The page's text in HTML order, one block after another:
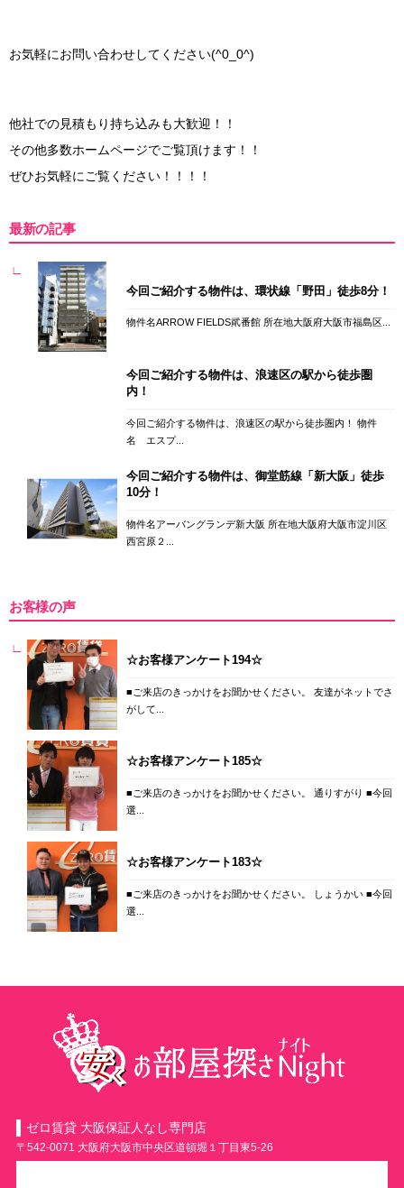
お気軽にお問い合わせしてください(^0_0^)
他社での見積もり持ち込みも大歓迎！！
その他多数ホームページでご覧頂けます！！
ぜひお気軽にご覧ください！！！！
最新の記事
今回ご紹介する物件は、環状線「野田」徒歩8分！
物件名ARROW FIELDS貮番館 所在地大阪府大阪市福島区...
今回ご紹介する物件は、浪速区の駅から徒歩圏
内！
今回ご紹介する物件は、浪速区の駅から徒歩圏内！ 物件
名 エスプ...
今回ご紹介する物件は、御堂筋線「新大阪」徒歩
10分！
物件名アーバングランデ新大阪 所在地大阪府大阪市淀川区
西宮原２...
お客様の声
☆お客様アンケート194☆
■ご来店のきっかけをお聞かせください。 友達がネットでさ
がして...
☆お客様アンケート185☆
■ご来店のきっかけをお聞かせください。 通りすがり ■今回
選...
☆お客様アンケート183☆
■ご来店のきっかけをお聞かせください。 しょうかい ■今回
選...
ゼロ賃貸 大阪保証人なし専門店
〒542-0071 大阪府大阪市中央区道頓堀１丁目東5-26